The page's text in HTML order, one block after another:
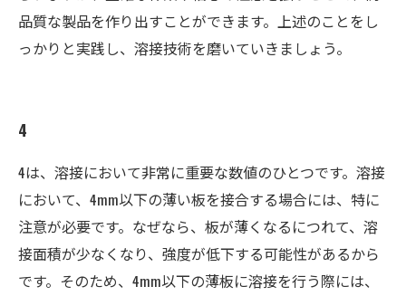
品質な製品を作り出すことができます。上述のことをし
っかりと実践し、溶接技術を磨いていきましょう。
4
4は、溶接において非常に重要な数値のひとつです。溶接
において、4mm以下の薄い板を接合する場合には、特に
注意が必要です。なぜなら、板が薄くなるにつれて、溶
接面積が少なくなり、強度が低下する可能性があるから
です。そのため、4mm以下の薄板に溶接を行う際には、